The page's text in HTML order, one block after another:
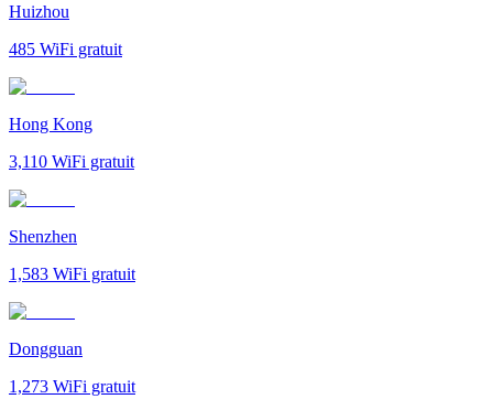
Huizhou
485 WiFi gratuit
Hong Kong
3,110 WiFi gratuit
Shenzhen
1,583 WiFi gratuit
Dongguan
1,273 WiFi gratuit